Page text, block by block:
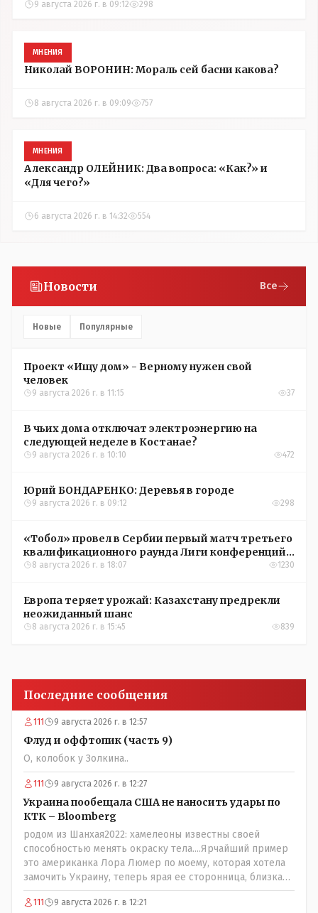
9 августа 2026 г. в 09:12 298
МНЕНИЯ
Николай ВОРОНИН: Мораль сей басни какова?
8 августа 2026 г. в 09:09 757
МНЕНИЯ
Александр ОЛЕЙНИК: Два вопроса: «Как?» и
«Для чего?»
6 августа 2026 г. в 14:32 554
Новости Все
Новые Популярные
Проект «Ищу дом» - Верному нужен свой
человек
9 августа 2026 г. в 11:15 37
В чьих дома отключат электроэнергию на
следующей неделе в Костанае?
9 августа 2026 г. в 10:10 472
Юрий БОНДАРЕНКО: Деревья в городе
9 августа 2026 г. в 09:12 298
«Тобол» провел в Сербии первый матч третьего
квалификационного раунда Лиги конференций
УЕФА
8 августа 2026 г. в 18:07 1230
Европа теряет урожай: Казахстану предрекли
неожиданный шанс
8 августа 2026 г. в 15:45 839
Последние сообщения
111 9 августа 2026 г. в 12:57
Флуд и оффтопик (часть 9)
О, колобок у Золкина..
111 9 августа 2026 г. в 12:27
Украина пообещала США не наносить удары по
КТК – Bloomberg
родом из Шанхая2022: хамелеоны известны своей
способностью менять окраску тела....Ярчайший пример
это американка Лора Люмер по моему, которая хотела
замочить Украину, теперь ярая ее сторонница, близкая
к Трампу. Ну и западные страны тем более, которые
предоставляли Зеленскому убежище, чтоб он бежал и
111 9 августа 2026 г. в 12:21